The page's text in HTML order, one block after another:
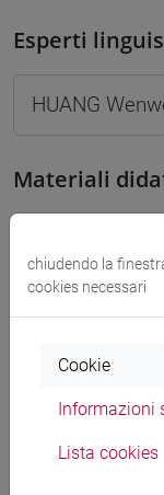
Esperti
HUANG
Materiali
[FM10]
chiudendo la
cookies necessari
Cookie
Informazioni
Lista cookies